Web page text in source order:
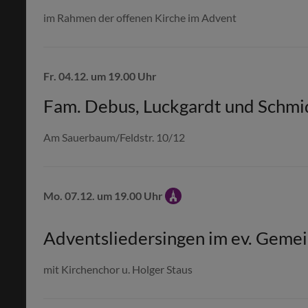
im Rahmen der offenen Kirche im Advent
Fr. 04.12. um 19.00 Uhr
Fam. Debus, Luckgardt und
Am Sauerbaum/Feldstr. 10/12
Mo. 07.12. um 19.00 Uhr
Adventsliedersingen im ev.
mit Kirchenchor u. Holger Staus